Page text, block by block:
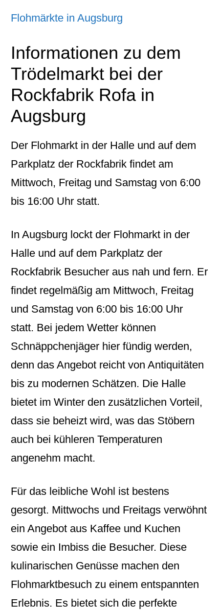
Flohmärkte in Augsburg
Informationen zu dem
Trödelmarkt bei der
Rockfabrik Rofa in
Augsburg
Der Flohmarkt in der Halle und auf dem
Parkplatz der Rockfabrik findet am
Mittwoch, Freitag und Samstag von 6:00
bis 16:00 Uhr statt.
In Augsburg lockt der Flohmarkt in der
Halle und auf dem Parkplatz der
Rockfabrik Besucher aus nah und fern. Er
findet regelmäßig am Mittwoch, Freitag
und Samstag von 6:00 bis 16:00 Uhr
statt. Bei jedem Wetter können
Schnäppchenjäger hier fündig werden,
denn das Angebot reicht von Antiquitäten
bis zu modernen Schätzen. Die Halle
bietet im Winter den zusätzlichen Vorteil,
dass sie beheizt wird, was das Stöbern
auch bei kühleren Temperaturen
angenehm macht.
Für das leibliche Wohl ist bestens
gesorgt. Mittwochs und Freitags verwöhnt
ein Angebot aus Kaffee und Kuchen
sowie ein Imbiss die Besucher. Diese
kulinarischen Genüsse machen den
Flohmarktbesuch zu einem entspannten
Erlebnis. Es bietet sich die perfekte